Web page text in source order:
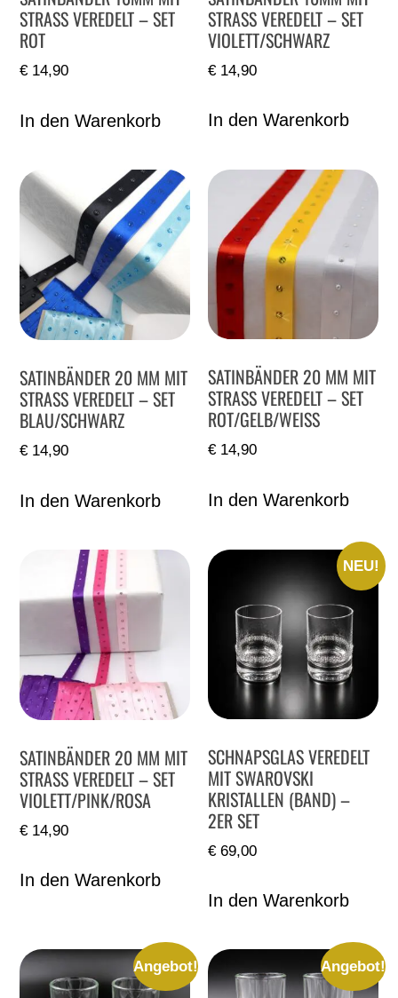
STRASS VEREDELT – SET
ROT
€ 14,90
In den Warenkorb
STRASS VEREDELT – SET
VIOLETT/SCHWARZ
€ 14,90
In den Warenkorb
SATINBÄNDER 20 MM MIT
STRASS VEREDELT – SET
BLAU/SCHWARZ
€ 14,90
In den Warenkorb
SATINBÄNDER 20 MM MIT
STRASS VEREDELT – SET
ROT/GELB/WEISS
€ 14,90
In den Warenkorb
SATINBÄNDER 20 MM MIT
STRASS VEREDELT – SET
VIOLETT/PINK/ROSA
€ 14,90
In den Warenkorb
NEU!
SCHNAPSGLAS VEREDELT
MIT SWAROVSKI
KRISTALLEN (BAND) –
2ER SET
€ 69,00
In den Warenkorb
Angebot! Angebot!